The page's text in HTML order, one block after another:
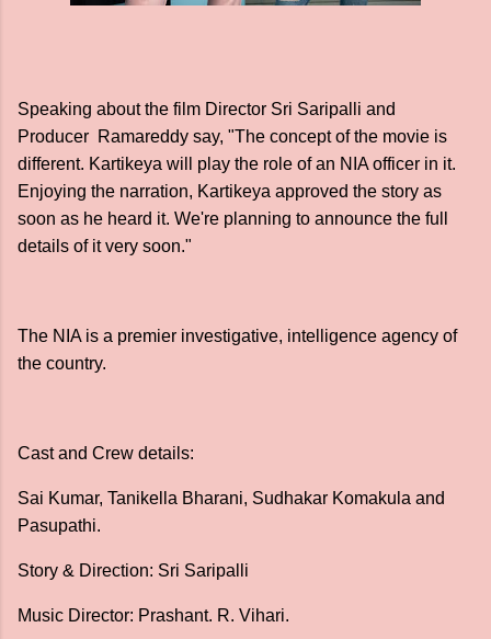
Speaking about the film Director Sri Saripalli and
Producer Ramareddy say, "The concept of the movie is
different. Kartikeya will play the role of an NIA officer in it.
Enjoying the narration, Kartikeya approved the story as
soon as he heard it. We're planning to announce the full
details of it very soon."
The NIA is a premier investigative, intelligence agency of
the country.
Cast and Crew details:
Sai Kumar, Tanikella Bharani, Sudhakar Komakula and
Pasupathi.
Story & Direction: Sri Saripalli
Music Director: Prashant. R. Vihari.